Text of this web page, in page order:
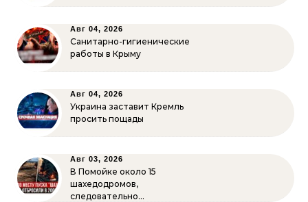
Авг 04, 2026
Санитарно-гигиенические
работы в Крыму
Авг 04, 2026
Украина заставит Кремль
просить пощады
Авг 03, 2026
В Помойке около 15
шахедодромов,
следовательно…